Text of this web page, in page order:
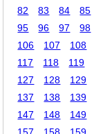
82
83 84 85
95
96 97 98
106
107 108
117
118 119
127
128 129
137
138 139
147
148 149